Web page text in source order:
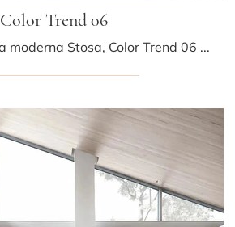
Color Trend 06
Se vuoi una cucina moderna Stosa, Color Trend 06 in legno ti aspetta nel nostro negozio di Cucine Moderne con isola.